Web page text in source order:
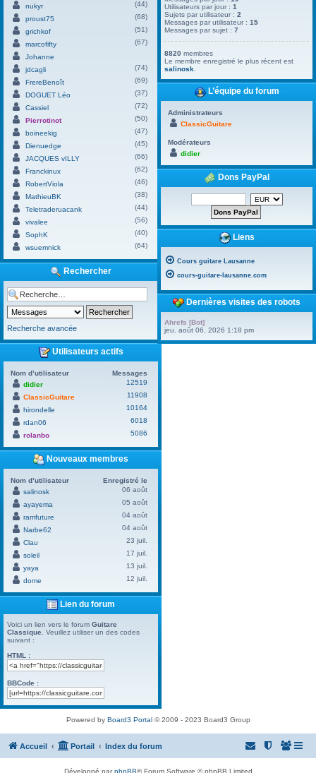
nukyr
(44)
proust75
(68)
grichkof
(51)
marcofifty
(67)
Johanne
jdcagli
(74)
FrereBenoît
(69)
DOGUET Léo
(37)
Cassiel
(72)
Pierrotinot
(50)
boineekig
(47)
Dienuedge
(45)
JACQUES vILLY
(66)
Franckinux
(62)
RobertViola
(46)
MathieuBK
(38)
Teletraderuacank
(44)
vivalee
(56)
SophK
(40)
wsuemnick
(64)
Rechercher
Recherche avancée
Utilisateurs actifs
Nom d’utilisateur
Messages
didier
12519
ClassicGuitare
11908
hirondelle
10164
rdan06
6018
rolanbo
5086
Nouveaux membres
Nom d’utilisateur
Enregistré le
salinosk
06 août
ayayema
05 août
ramfuture
04 août
Narbe62
04 août
Clau
23 juil.
soleil
17 juil.
yaya
13 juil.
dome
12 juil.
Lien du forum
Voici un lien vers le forum Guitare
Classique . Veuillez utiliser un des codes
suivant :
HTML :
BBCode :
Utilisateurs par jour :1
Sujets par utilisateur :2
Messages par utilisateur :15
Messages par sujet :7
8820 membres
Le membre enregistré le plus récent est
salinosk
L’équipe du forum
Administrateurs
ClassicGuitare
Modérateurs
didier
Dons PayPal
Liens
Cours guitare Lausanne
cours-guitare-lausanne.com
Dernières visites des robots
Ahrefs [Bot]
jeu. août 06, 2026 1:18 pm
Powered by Board3 Portal© 2009 - 2023 Board3 Group
Accueil Portail Index du forum
Développé parphpBB® Forum Software © phpBB Limited